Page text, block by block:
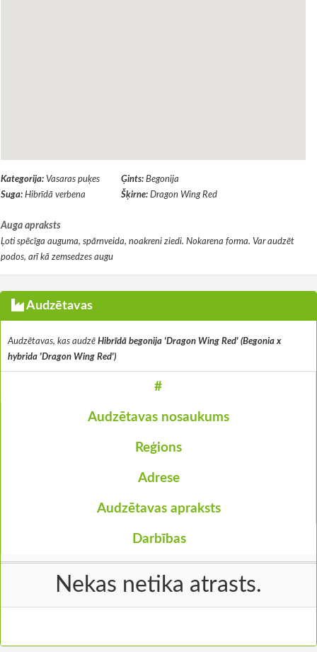
Kategorija: Vasaras puķes Ģints: Begonija
Suga: Hibrīdā verbena Šķirne: Dragon Wing Red
Auga apraksts
Ļoti spēcīga auguma, spārnveida, noakreni ziedi. Nokarena forma. Var audzēt
podos, arī kā zemsedzes augu
Audzētavas
Audzētavas, kas audzē Hibrīdā begonija 'Dragon Wing Red' (Begonia x
hybrida 'Dragon Wing Red')
#
Audzētavas nosaukums
Reģions
Adrese
Audzētavas apraksts
Darbības
Nekas netika atrasts.